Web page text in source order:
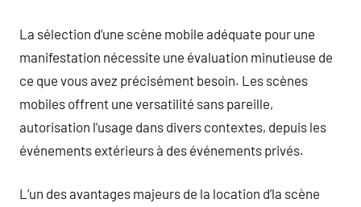
La sélection d’une scène mobile adéquate pour une
manifestation nécessite une évaluation minutieuse de
ce que vous avez précisément besoin. Les scènes
mobiles offrent une versatilité sans pareille,
autorisation l’usage dans divers contextes, depuis les
événements extérieurs à des événements privés.
L’un des avantages majeurs de la location d’la scène